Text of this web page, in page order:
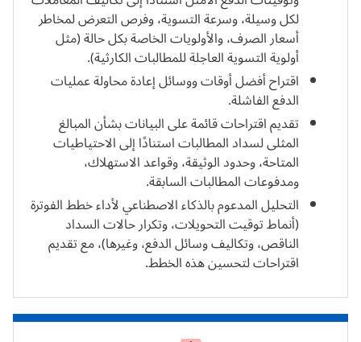
لكل وسيلة، وسرعة التسوية، وفرص التعرض لمخاطر
أسعار الصرف، والأولويات الخاصة بكل حالة (مثل
أولوية التسوية العاجلة للمطالبات الكارثية).
اقتراح أفضل أوقات ووسائل إعادة محاولة عمليات
الدفع الفاشلة.
تقديم اقتراحات قائمة على البيانات بشأن المبالغ
المثلى لسداد المطالبات استنادًا إلى الاحتياطيات
المتاحة، وحدود الوثيقة، وقواعد الاستهلاك،
ومدفوعات المطالبات السابقة.
التحليل المدعوم بالذكاء الاصطناعي لأداء خطط الفوترة
(أنماط توقيت التحويلات، وتكرار حالات السداد
الناقص، وتكاليف وسائل الدفع، وغيرها)، مع تقديم
اقتراحات لتحسين هذه الخطط.